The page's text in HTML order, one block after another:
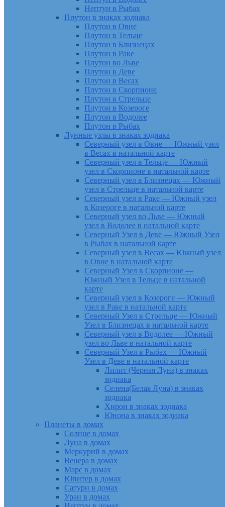
Нептун в Рыбах
Плутон в знаках зодиака
Плутон в Овне
Плутон в Тельце
Плутон в Близнецах
Плутон в Раке
Плутон во Льве
Плутон в Деве
Плутон в Весах
Плутон в Скорпионе
Плутон в Стрельце
Плутон в Козероге
Плутон в Водолее
Плутон в Рыбах
Лунные узлы в знаках зодиака
Северный узел в Овне — Южный узел
в Весах в натальной карте
Северный узел в Тельце — Южный
узел в Скорпионе в натальной карте
Северный узел в Близнецах — Южный
узел в Стрельце в натальной карте
Северный узел в Раке — Южный узел
в Козероге в натальной карте
Северный узел во Льве — Южный
узел в Водолее в натальной карте
Северный Узел в Деве — Южный Узел
в Рыбах в натальной карте
Северный узел в Весах — Южный узел
в Овне в натальной карте
Северный Узел в Скорпионе —
Южный Узел в Тельце в натальной
карте
Северный узел в Козероге — Южный
узел в Раке в натальной карте
Северный Узел в Стрельце — Южный
Узел в Близнецах в натальной карте
Северный узел в Водолее — Южный
узел во Льве в натальной карте
Северный Узел в Рыбах — Южный
Узел в Деве в натальной карте
Лилит (Черная Луна) в знаках
зодиака
Селена(Белая Луна) в знаках
зодиака
Хирон в знаках зодиака
Юнона в знаках зодиака
Планеты в домах
Солнце в домах
Луна в домах
Меркурий в домах
Венера в домах
Марс в домах
Юпитер в домах
Сатурн в домах
Уран в домах